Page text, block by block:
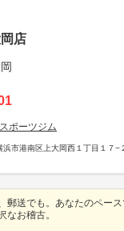
店
ポーツジム
浜市港南区上大岡西１丁目１７−
郵送でも。あなたのペー
なお稽古。